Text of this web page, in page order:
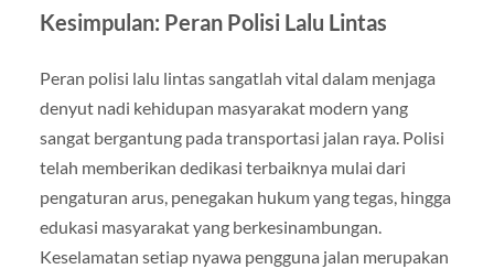
Kesimpulan: Peran Polisi Lalu Lintas
Peran polisi lalu lintas sangatlah vital dalam menjaga
denyut nadi kehidupan masyarakat modern yang
sangat bergantung pada transportasi jalan raya. Polisi
telah memberikan dedikasi terbaiknya mulai dari
pengaturan arus, penegakan hukum yang tegas, hingga
edukasi masyarakat yang berkesinambungan.
Keselamatan setiap nyawa pengguna jalan merupakan